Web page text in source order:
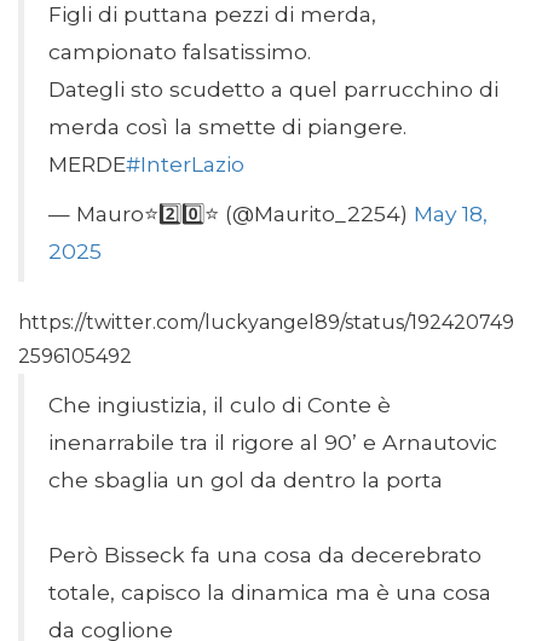
Figli di puttana pezzi di merda,
campionato falsatissimo.
Dategli sto scudetto a quel parrucchino di
merda così la smette di piangere.
MERDE#InterLazio
— Mauro⭐️2️⃣0️⃣⭐️ (@Maurito_2254) May 18,
2025
https://twitter.com/luckyangel89/status/192420749
2596105492
Che ingiustizia, il culo di Conte è
inenarrabile tra il rigore al 90’ e Arnautovic
che sbaglia un gol da dentro la porta
Però Bisseck fa una cosa da decerebrato
totale, capisco la dinamica ma è una cosa
da coglione